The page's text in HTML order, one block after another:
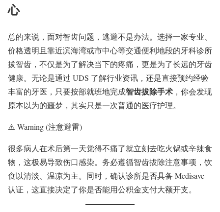
心
总的来说，面对智齿问题，逃避不是办法。选择一家专业、
价格透明且靠近滨海湾或市中心等交通便利地段的牙科诊所
拔智齿，不仅是为了解决当下的疼痛，更是为了长远的牙齿
健康。无论是通过 UDS 了解行业资讯，还是直接预约经验
丰富的牙医，只要按部就班地完成智齿拔除手术 ，你会发现
原本以为的噩梦，其实只是一次普通的医疗护理。
⚠️ Warning (注意避雷)
很多病人在术后第一天觉得不痛了就立刻去吃火锅或辛辣食
物，这极易导致伤口感染。务必遵循智齿拔除注意事项，饮
食以清淡、温凉为主。同时，确认诊所是否具备 Medisave
认证，这直接决定了你是否能用公积金支付大额开支。